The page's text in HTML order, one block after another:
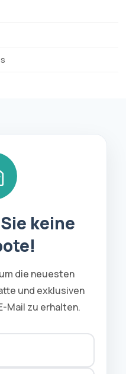
keine
die neuesten
und exklusiven
Mail zu erhalten.